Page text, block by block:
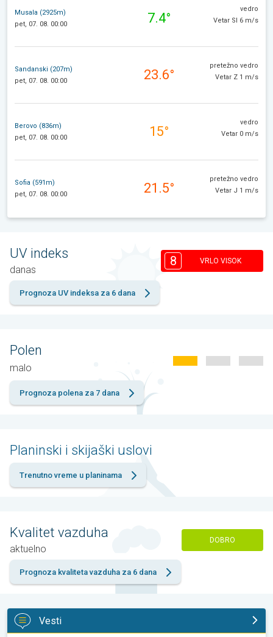
Musala (2925m)
pet, 07. 08. 00:00
7.4°
vedro
Vetar SI 6 m/s
Sandanski (207m)
pet, 07. 08. 00:00
23.6°
pretežno vedro
Vetar Z 1 m/s
Berovo (836m)
pet, 07. 08. 00:00
15°
vedro
Vetar 0 m/s
Sofia (591m)
pet, 07. 08. 00:00
21.5°
pretežno vedro
Vetar J 1 m/s
UV indeks
danas
8 VRLO VISOK
Prognoza UV indeksa za 6 dana
Polen
malo
Prognoza polena za 7 dana
Planinski i skijaški uslovi
Trenutno vreme u planinama
Kvalitet vazduha
aktuelno
DOBRO
Prognoza kvaliteta vazduha za 6 dana
Vesti